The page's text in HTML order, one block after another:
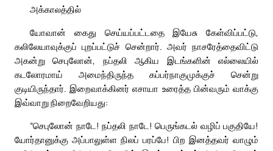
அக்காலத்தில்
யோவான் கைது செய்யப்பட்டதை இயேசு கேள்விப்பட்டு,
கலிலேயாவுக்குப் புறப்பட்டுச் சென்றார். அவர் நாசரேத்தைவிட்டு
அகன்று செபுலோன், நப்தலி ஆகிய இடங்களின் எல்லையில்
கடலோரமாய் அமைந்திருந்த கப்பர்நாகுமுக்குச் சென்று
குடியிருந்தார். இறைவாக்கினர் எசாயா உரைத்த பின்வரும் வாக்கு
இவ்வாறு நிறைவேறியது:
“செபுலோன் நாடே! நப்தலி நாடே! பெருங்கடல் வழிப் பகுதியே!
யோர்தானுக்கு அப்பாலுள்ள நிலப் பரப்பே! பிற இனத்தவர் வாழும்